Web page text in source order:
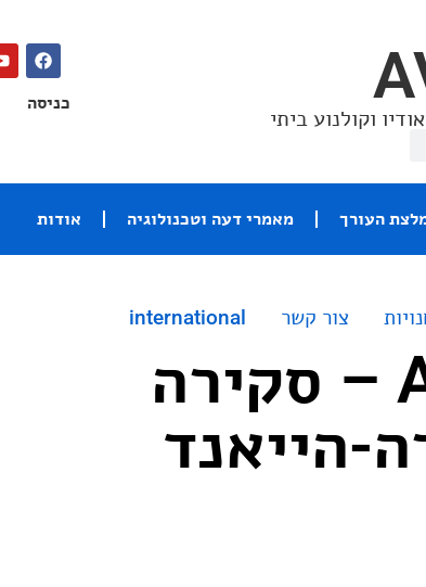
וקולנוע ביתי
כניסה
העורך מאמרי דעה וטכנולוגיה אודות
צור קשר international
Antipodes KALA 50 – סקירה
הייאנד